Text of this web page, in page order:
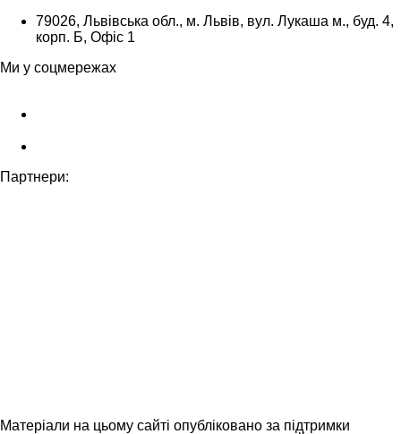
79026, Львівська обл., м. Львів, вул. Лукаша м., буд. 4,
корп. Б, Офіс 1
Ми у соцмережах
Партнери:
Матеріали на цьому сайті опубліковано за підтримки